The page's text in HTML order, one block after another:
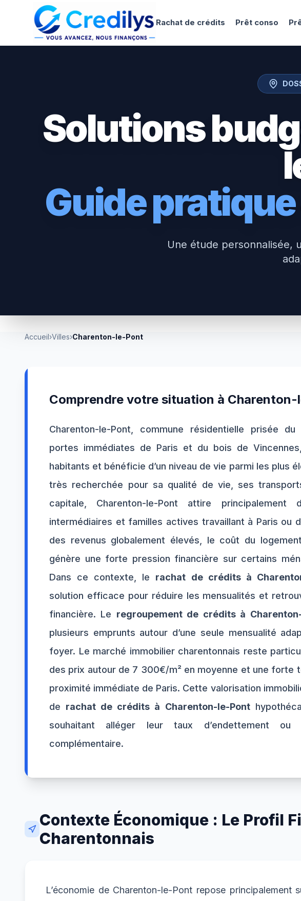
Rachat de crédits Prêt conso
Solutions
Guide
Une étude personnalisée,
Accueil›Villes›Charenton-le-Pont
Comprendre votre situation à
Charenton-le-Pont, commune résidentielle prisée
portes immédiates de Paris et du bois de
habitants et bénéficie d’un niveau de vie parmi les plus
très recherchée pour sa qualité de vie, ses
capitale, Charenton-le-Pont attire principalement
intermédiaires et familles actives travaillant à Paris ou
des revenus globalement élevés, le coût du
génère une forte pression financière sur certains
Dans ce contexte, le rachat de crédits à
solution efficace pour réduire les mensualités et
financière. Le regroupement de crédits à
plusieurs emprunts autour d’une seule mensualité
foyer. Le marché immobilier charentonnais reste
des prix autour de 7 300€/m² en moyenne et une forte
proximité immédiate de Paris. Cette valorisation
de rachat de crédits à Charenton-le-Pont
souhaitant alléger leur taux d’endettement ou
complémentaire.
Contexte Économique : Le Profil
Charentonnais
L’économie de Charenton-le-Pont repose principalement